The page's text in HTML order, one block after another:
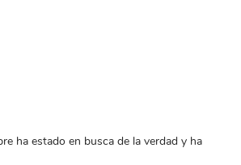
ha estado en busca de la verdad y ha